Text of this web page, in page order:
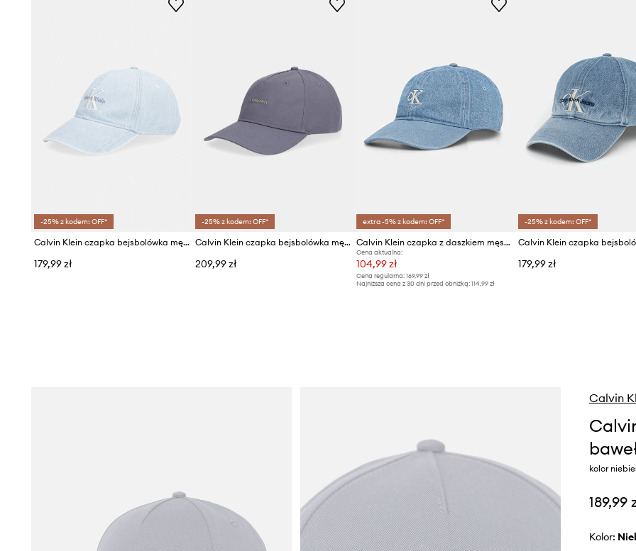
-25% z kodem: OFF*
Calvin Klein czapka bejsbolówka męska jeansowa
179,99 zł
-25% z kodem: OFF*
Calvin Klein czapka bejsbolówka męska bawełniana
209,99 zł
extra -5% z kodem: OFF*
Calvin Klein czapka z daszkiem męska jeansowa
Cena aktualna:
104,99 zł
Cena regularna: 169,99 zł
Najniższa cena z 30 dni przed obniżką: 114,99 zł
-25% z kodem: OFF*
179,99 zł
Calvin
kolor
189,99
Kolor: